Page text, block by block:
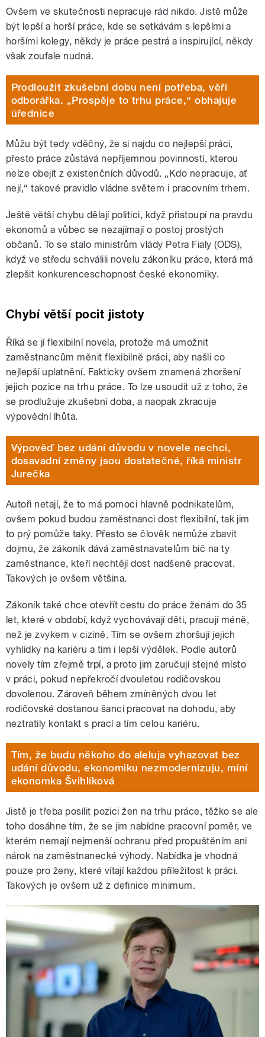
Ovšem ve skutečnosti nepracuje rád nikdo. Jistě může
být lepší a horší práce, kde se setkávám s lepšími a
horšími kolegy, někdy je práce pestrá a inspirující, někdy
však zoufale nudná.
Prodloužit zkušební dobu není potřeba, věří
odborářka. „Prospěje to trhu práce,“ obhajuje
úřednice
Můžu být tedy vděčný, že si najdu co nejlepší práci,
přesto práce zůstává nepříjemnou povinností, kterou
nelze obejít z existenčních důvodů. „Kdo nepracuje, ať
nejí,“ takové pravidlo vládne světem i pracovním trhem.
Ještě větší chybu dělají politici, když přistoupí na pravdu
ekonomů a vůbec se nezajímají o postoj prostých
občanů. To se stalo ministrům vlády Petra Fialy (ODS),
když ve středu schválili novelu zákoníku práce, která má
zlepšit konkurenceschopnost české ekonomiky.
Chybí větší pocit jistoty
Říká se jí flexibilní novela, protože má umožnit
zaměstnancům měnit flexibilně práci, aby našli co
nejlepší uplatnění. Fakticky ovšem znamená zhoršení
jejich pozice na trhu práce. To lze usoudit už z toho, že
se prodlužuje zkušební doba, a naopak zkracuje
výpovědní lhůta.
Výpověď bez udání důvodu v novele nechci,
dosavadní změny jsou dostatečné, říká ministr
Jurečka
Autoři netají, že to má pomoci hlavně podnikatelům,
ovšem pokud budou zaměstnanci dost flexibilní, tak jim
to prý pomůže taky. Přesto se člověk nemůže zbavit
dojmu, že zákoník dává zaměstnavatelům bič na ty
zaměstnance, kteří nechtějí dost nadšeně pracovat.
Takových je ovšem většina.
Zákoník také chce otevřít cestu do práce ženám do 35
let, které v období, když vychovávají děti, pracují méně,
než je zvykem v cizině. Tím se ovšem zhoršují jejich
vyhlídky na kariéru a tím i lepší výdělek. Podle autorů
novely tím zřejmě trpí, a proto jim zaručují stejné místo
v práci, pokud nepřekročí dvouletou rodičovskou
dovolenou. Zároveň během zmíněných dvou let
rodičovské dostanou šanci pracovat na dohodu, aby
neztratily kontakt s prací a tím celou kariéru.
Tím, že budu někoho do aleluja vyhazovat bez
udání důvodu, ekonomiku nezmodernizuju, míní
ekonomka Švihlíková
Jistě je třeba posílit pozici žen na trhu práce, těžko se ale
toho dosáhne tím, že se jim nabídne pracovní poměr, ve
kterém nemají nejmenší ochranu před propuštěním ani
nárok na zaměstnanecké výhody. Nabídka je vhodná
pouze pro ženy, které vítají každou příležitost k práci.
Takových je ovšem už z definice minimum.